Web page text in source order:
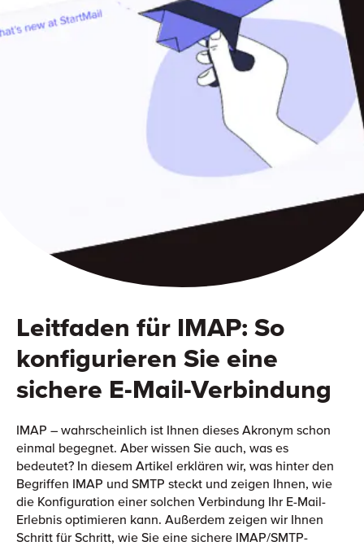
Leitfaden für IMAP: So
konfigurieren Sie eine
sichere E-Mail-Verbindung
IMAP – wahrscheinlich ist Ihnen dieses Akronym schon
einmal begegnet. Aber wissen Sie auch, was es
bedeutet? In diesem Artikel erklären wir, was hinter den
Begriffen IMAP und SMTP steckt und zeigen Ihnen, wie
die Konfiguration einer solchen Verbindung Ihr E-Mail-
Erlebnis optimieren kann. Außerdem zeigen wir Ihnen
Schritt für Schritt, wie Sie eine sichere IMAP/SMTP-